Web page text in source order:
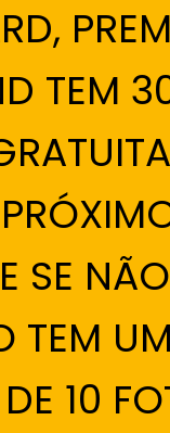
TEM
SE
TEM UM
10